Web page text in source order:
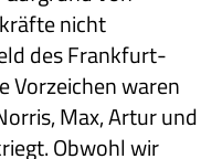
nicht
des Frankfurt-
Vorzeichen waren
Max, Artur und
Obwohl wir